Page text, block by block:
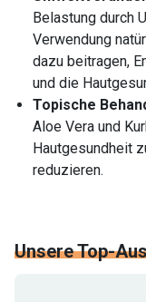
Belastung durch
Verwendung
dazu beitragen,
und die
Topische
Aloe Vera und
Hautgesundheit
reduzieren.
Unsere Top-